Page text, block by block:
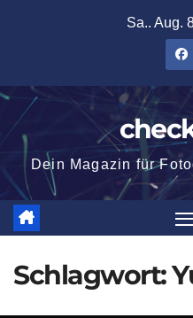
Sa.. Aug.
Dein Magazin für
Schlagwort: